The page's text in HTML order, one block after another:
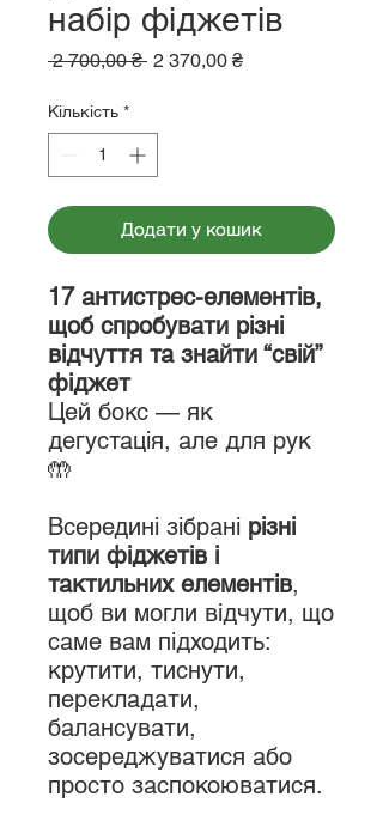
набір фіджетів
2 700,00 ₴ Звичайна
2 370,00 ₴За
Кількість *
Додати у кошик
17 антистрес-елементів,
щоб спробувати різні
відчуття та знайти “свій”
фіджет
Цей бокс — як
дегустація, але для рук
🤲
Всередині зібрані різні
типи фіджетів і
тактильних елементів,
щоб ви могли відчути, що
саме вам підходить:
крутити, тиснути,
перекладати,
балансувати,
зосереджуватися або
просто заспокоюватися.